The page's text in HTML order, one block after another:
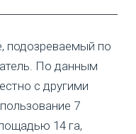
подозреваемый по
По данным
с другими
7
14 га,